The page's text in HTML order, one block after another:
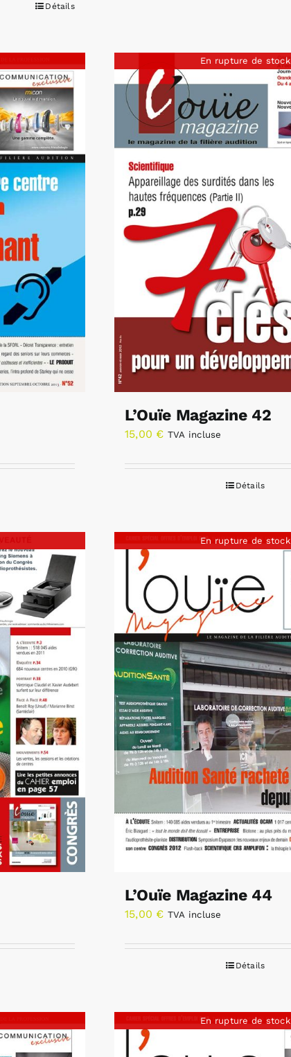
Détails
En rupture de stock
L’Ouïe Magazine 42
15,00 € TVA incluse
Détails
En rupture de stock
L’Ouïe Magazine 44
15,00 € TVA incluse
Détails
En rupture de stock